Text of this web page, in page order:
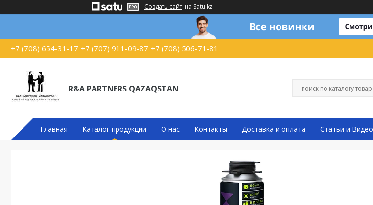
Создать сайт на Satu.kz
+7 (708) 654-31-17 +7 (707) 911-09-87 +7 (708) 506-71-81
R&A PARTNERS QAZAQSTAN
Главная Каталог продукции О нас Контакты Доставка и оплата Статьи и Видео